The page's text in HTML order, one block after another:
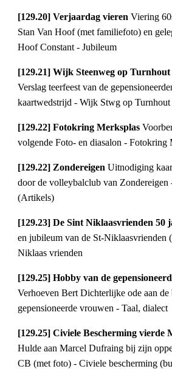
[129.20] Verjaardag vieren Viering
Stan Van Hoof (met familiefoto) en
Hoof Constant - Jubileum
[129.21] Wijk Steenweg op
Verslag teerfeest van de
kaartwedstrijd - Wijk Stwg op Turnhout
[129.22] Fotokring Merksplas
volgende Foto- en diasalon - Fotokring
[129.22] Zondereigen Uitnodiging
door de volleybalclub van Zondereigen
(Artikels)
[129.23] De Sint Niklaasvrienden 50
en jubileum van de St-Niklaasvrienden
Niklaas vrienden
Verhoeven Bert Dichterlijke ode aan de
gepensioneerde vrouwen - Taal, dialect
Hulde aan Marcel Dufraing bij zijn
CB (met foto) - Civiele bescherming